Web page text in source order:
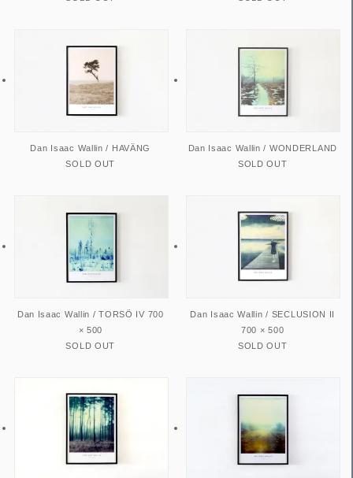
Dan Isaac Wallin / HAVÄNG
SOLD OUT
Dan Isaac Wallin / WONDERLAND
SOLD OUT
Dan Isaac Wallin / TORSÖ IV 700
× 500
SOLD OUT
Dan Isaac Wallin / SECLUSION II
700 × 500
SOLD OUT